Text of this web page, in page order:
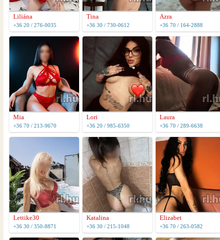
Liliána
+36 20 / 276-0035
Tina
+36 30 / 730-0612
Azra
+36 70 / 164-2888
Mia
+36 70 / 213-9670
Lori
+36 20 / 985-6350
Laura
+36 70 / 289-6638
Lettike30
+36 30 / 350-8871
Katalina
+36 30 / 215-1048
Elizabet
+36 70 / 263-0582